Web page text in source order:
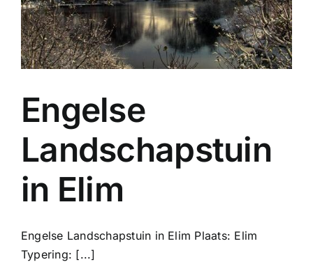
Engelse
Landschapstuin
in Elim
Engelse Landschapstuin in Elim Plaats: Elim
Typering: [...]